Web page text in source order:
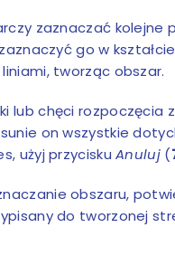
zaznaczać kolejne
go w
tworząc obszar.
lub chęci rozpoczęcia
on wszystkie
użyj przyciskuAnuluj(
obszaru,
do tworzonej